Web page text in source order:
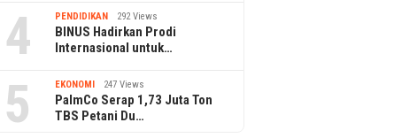
4 PENDIDIKAN 292 Views
BINUS Hadirkan Prodi
Internasional untuk…
5 EKONOMI 247 Views
PalmCo Serap 1,73 Juta Ton
TBS Petani Du…